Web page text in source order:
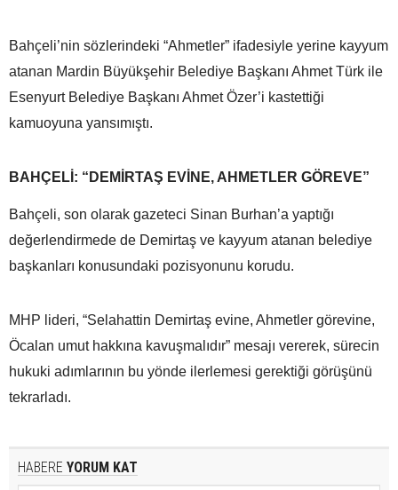
Bahçeli’nin sözlerindeki “Ahmetler” ifadesiyle yerine kayyum
atanan Mardin Büyükşehir Belediye Başkanı Ahmet Türk ile
Esenyurt Belediye Başkanı Ahmet Özer’i kastettiği
kamuoyuna yansımıştı.
BAHÇELİ: “DEMİRTAŞ EVİNE, AHMETLER GÖREVE”
Bahçeli, son olarak gazeteci Sinan Burhan’a yaptığı
değerlendirmede de Demirtaş ve kayyum atanan belediye
başkanları konusundaki pozisyonunu korudu.
MHP lideri, “Selahattin Demirtaş evine, Ahmetler görevine,
Öcalan umut hakkına kavuşmalıdır” mesajı vererek, sürecin
hukuki adımlarının bu yönde ilerlemesi gerektiği görüşünü
tekrarladı.
HABERE YORUM KAT